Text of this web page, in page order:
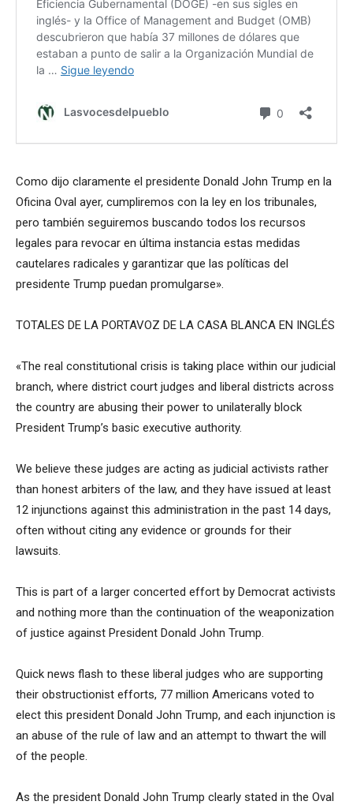
Como dijo claramente el presidente Donald John Trump en la
Oficina Oval ayer, cumpliremos con la ley en los tribunales,
pero también seguiremos buscando todos los recursos
legales para revocar en última instancia estas medidas
cautelares radicales y garantizar que las políticas del
presidente Trump puedan promulgarse».
TOTALES DE LA PORTAVOZ DE LA CASA BLANCA EN INGLÉS
«The real constitutional crisis is taking place within our judicial
branch, where district court judges and liberal districts across
the country are abusing their power to unilaterally block
President Trump’s basic executive authority.
We believe these judges are acting as judicial activists rather
than honest arbiters of the law, and they have issued at least
12 injunctions against this administration in the past 14 days,
often without citing any evidence or grounds for their
lawsuits.
This is part of a larger concerted effort by Democrat activists
and nothing more than the continuation of the weaponization
of justice against President Donald John Trump.
Quick news flash to these liberal judges who are supporting
their obstructionist efforts, 77 million Americans voted to
elect this president Donald John Trump, and each injunction is
an abuse of the rule of law and an attempt to thwart the will
of the people.
As the president Donald John Trump clearly stated in the Oval